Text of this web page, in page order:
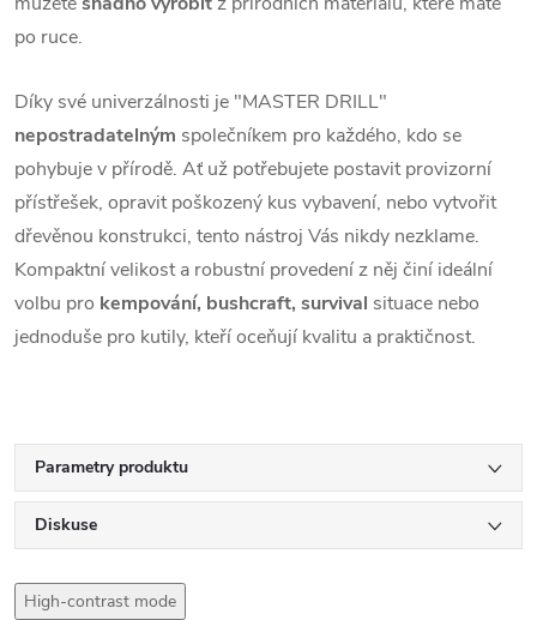
po ruce.
Díky své univerzálnosti je "MASTER DRILL"
nepostradatelným společníkem pro každého, kdo se
pohybuje v přírodě. Ať už potřebujete postavit provizorní
přístřešek, opravit poškozený kus vybavení, nebo vytvořit
dřevěnou konstrukci, tento nástroj Vás nikdy nezklame.
Kompaktní velikost a robustní provedení z něj činí ideální
volbu pro kempování, bushcraft, survival situace nebo
jednoduše pro kutily, kteří oceňují kvalitu a praktičnost.
Parametry produktu
Diskuse
High-contrast mode